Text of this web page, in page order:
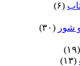
(۶)
شور (۳۰)
(۱۹)
(۱۳)